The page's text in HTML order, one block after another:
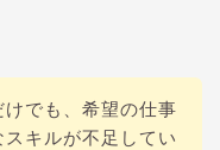
でも、希望の仕事
キルが不足してい